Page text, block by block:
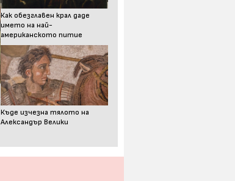
Как обезглавен крал даде
името на най-
американското питие
Къде изчезна тялото на
Александър Велики